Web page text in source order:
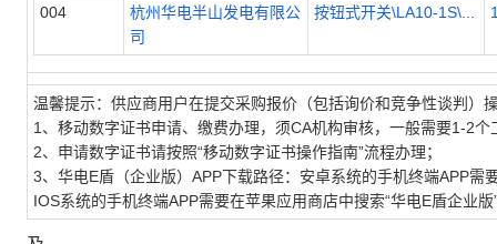
004
杭州华电半山发电有限公
司
按钮式开关\LA10-1S\...
温馨提示：供应商用户在提交采购报价（包括询价和竞争性谈判）
1、移动数字证书申请、缴费办理，须CA机构审核，一般需要1-2个
2、申请数字证书请按照“移动数字证书操作指南”流程办理；
3、华电E盾（企业版）APP下载路径：安卓系统的手机终端APP需
IOS系统的手机终端APP需要在苹果应用商店中搜索“华电E盾企业版